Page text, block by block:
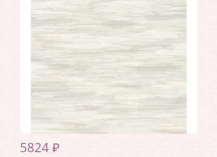
Материал покрытия:
Акриловое
Страна:США
Материал основы:Бумага
Раппорт:<>
5824 ₽